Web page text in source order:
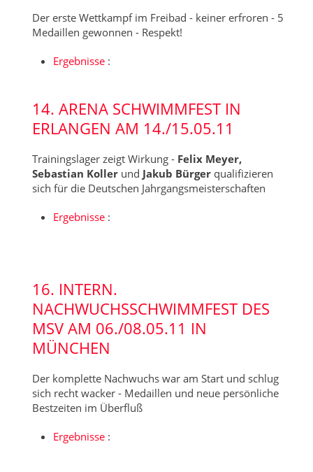
Der erste Wettkampf im Freibad - keiner erfroren - 5
Medaillen gewonnen - Respekt!
Ergebnisse:
14. ARENA SCHWIMMFEST IN
ERLANGEN AM 14./15.05.11
Trainingslager zeigt Wirkung -Felix Meyer,
Sebastian Koller und Jakub Bürger qualifizieren
sich für die Deutschen Jahrgangsmeisterschaften
Ergebnisse:
16. INTERN.
NACHWUCHSSCHWIMMFEST DES
MSV AM 06./08.05.11 IN
MÜNCHEN
Der komplette Nachwuchs war am Start und schlug
sich recht wacker - Medaillen und neue persönliche
Bestzeiten im Überfluß
Ergebnisse: